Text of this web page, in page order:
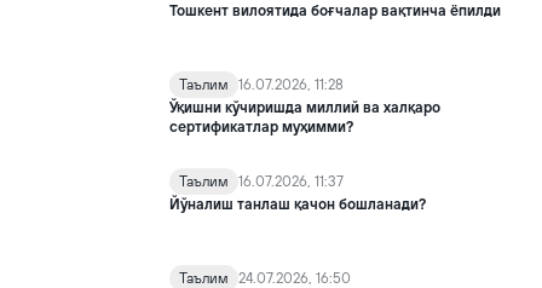
Тошкент вилоятида боғчалар вақтинча ёпилди
Таълим
16.07.2026, 11:28
Ўқишни кўчиришда миллий ва халқаро
сертификатлар муҳимми?
Таълим
16.07.2026, 11:37
Йўналиш танлаш қачон бошланади?
Таълим
24.07.2026, 16:50